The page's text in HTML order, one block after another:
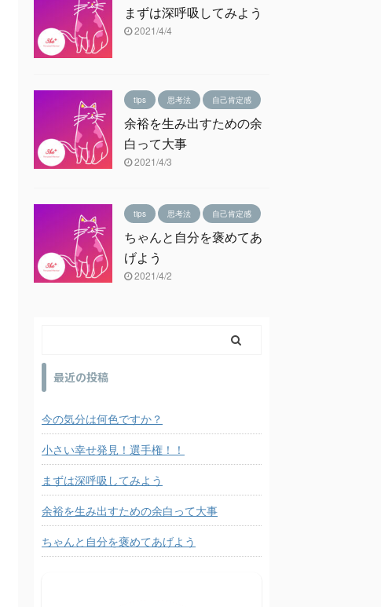
まずは深呼吸してみよう
2021/4/4
tips 思考法 自己肯定感
余裕を生み出すための余
白って大事
2021/4/3
tips 思考法 自己肯定感
ちゃんと自分を褒めてあ
げよう
2021/4/2
最近の投稿
今の気分は何色ですか？
小さい幸せ発見！選手権！！
まずは深呼吸してみよう
余裕を生み出すための余白って大事
ちゃんと自分を褒めてあげよう